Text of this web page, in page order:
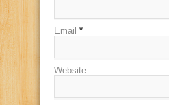
Email *
Website